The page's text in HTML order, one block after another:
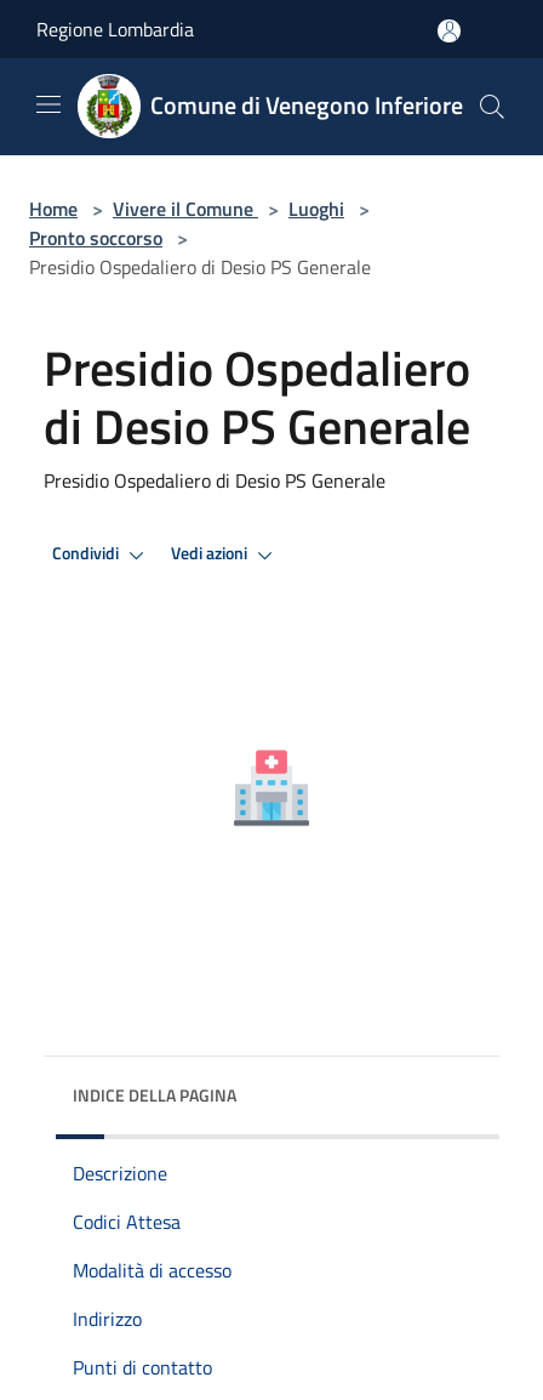
Regione Lombardia
Comune di Venegono Inferiore
Home > Vivere il Comune > Luoghi >
Pronto soccorso >
Presidio Ospedaliero di Desio PS Generale
Presidio Ospedaliero
di Desio PS Generale
Presidio Ospedaliero di Desio PS Generale
Condividi Vedi azioni
INDICE DELLA PAGINA
Descrizione
Codici Attesa
Modalità di accesso
Indirizzo
Punti di contatto